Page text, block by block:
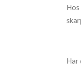
Har